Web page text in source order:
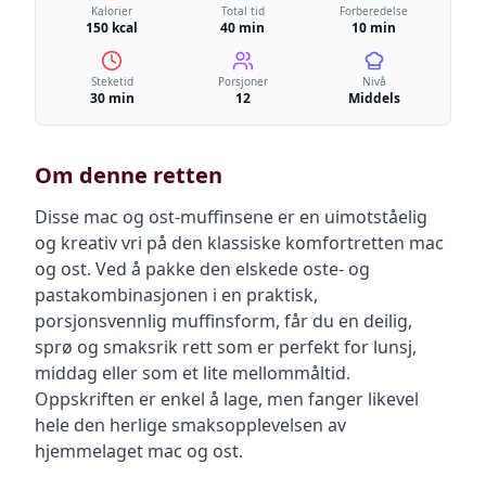
Kalorier
150 kcal
Total tid
40 min
Forberedelse
10 min
Steketid
30 min
Porsjoner
12
Nivå
Middels
Om denne retten
Disse mac og ost-muffinsene er en uimotståelig
og kreativ vri på den klassiske komfortretten mac
og ost. Ved å pakke den elskede oste- og
pastakombinasjonen i en praktisk,
porsjonsvennlig muffinsform, får du en deilig,
sprø og smaksrik rett som er perfekt for lunsj,
middag eller som et lite mellommåltid.
Oppskriften er enkel å lage, men fanger likevel
hele den herlige smaksopplevelsen av
hjemmelaget mac og ost.